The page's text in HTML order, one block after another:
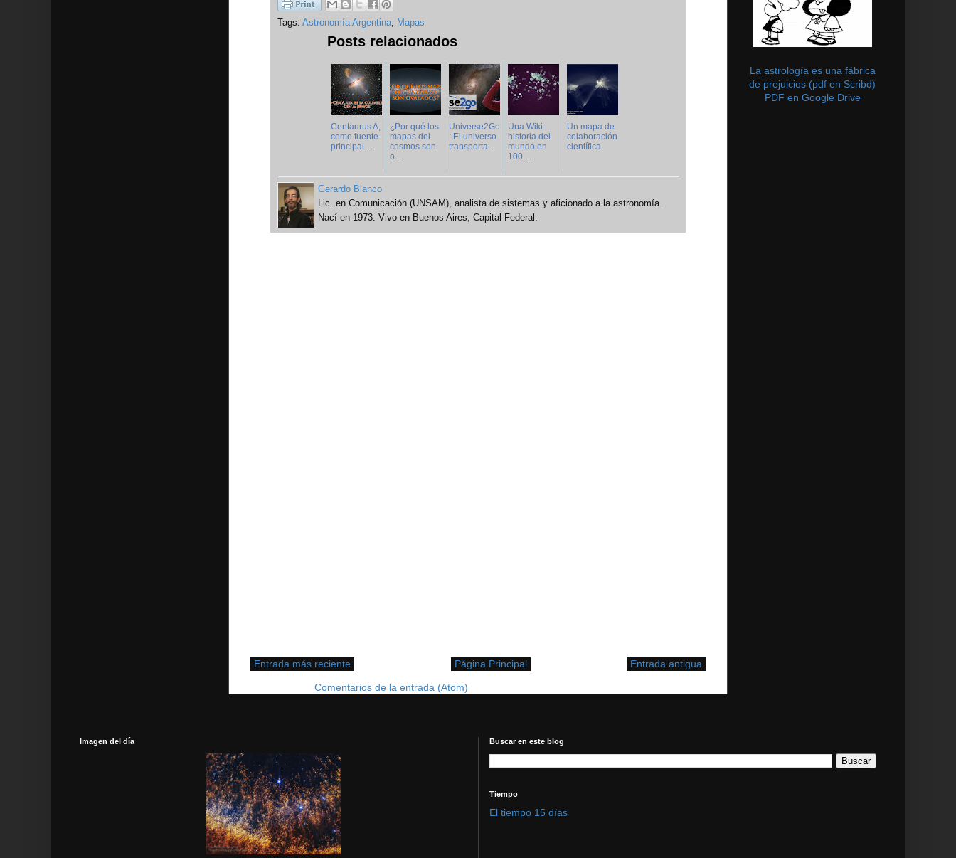
Tags: Astronomía Argentina, Mapas
Posts relacionados
Centaurus A,
como fuente
principal ...
¿Por qué los
mapas del
cosmos son
o...
Universe2Go
: El universo
transporta...
Una Wiki-
historia del
mundo en
100 ...
Un mapa de
colaboración
científica
Gerardo Blanco
Lic. en Comunicación (UNSAM), analista de sistemas y aficionado a la astronomía.
Nací en 1973. Vivo en Buenos Aires, Capital Federal.
Entrada más reciente Entrada antigua
Página Principal
Comentarios de la entrada (Atom)
La astrología es una fábrica
de prejuicios (pdf en Scribd)
PDF en Google Drive
Imagen del día Buscar en este blog
Tiempo
El tiempo 15 días